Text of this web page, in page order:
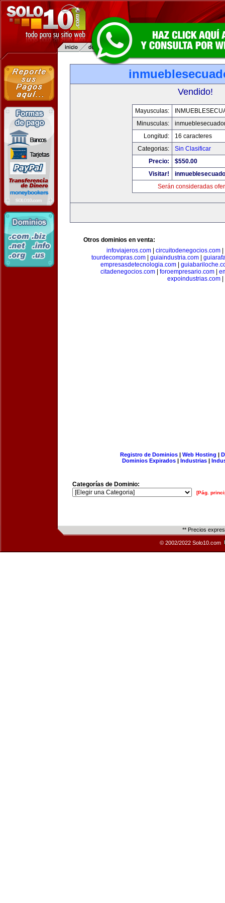
Vendido!
Mayusculas:
Minusculas:
Longitud:
16 caracteres
Categorias:
Sin Clasificar
Precio:
$550.00
Visitar!
Serán consideradas
Otros dominios en venta:
infoviajeros.com| circuitodenegocios.com|
tourdecompras.com| guiaindustria.com|
empresasdetecnologia.com
citadenegocios.com
foroempresario.com
expoindustrias.com
Registro de Dominios| Web Hosting |
Dominios Expirados | Industrias |
Categorías de Dominio:
[Pág.
** Precios
© 2002/2022 Solo10.com